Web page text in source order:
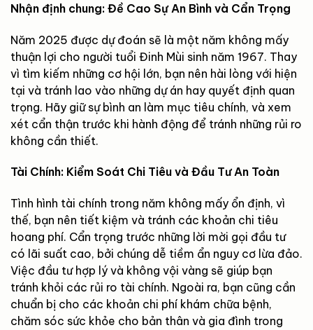
Nhận định chung: Đề Cao Sự An Bình và Cẩn Trọng
Năm 2025 được dự đoán sẽ là một năm không mấy
thuận lợi cho người tuổi Đinh Mùi sinh năm 1967. Thay
vì tìm kiếm những cơ hội lớn, bạn nên hài lòng với hiện
tại và tránh lao vào những dự án hay quyết định quan
trọng. Hãy giữ sự bình an làm mục tiêu chính, và xem
xét cẩn thận trước khi hành động để tránh những rủi ro
không cần thiết.
Tài Chính: Kiểm Soát Chi Tiêu và Đầu Tư An Toàn
Tình hình tài chính trong năm không mấy ổn định, vì
thế, bạn nên tiết kiệm và tránh các khoản chi tiêu
hoang phí. Cẩn trọng trước những lời mời gọi đầu tư
có lãi suất cao, bởi chúng dễ tiềm ẩn nguy cơ lừa đảo.
Việc đầu tư hợp lý và không vội vàng sẽ giúp bạn
tránh khỏi các rủi ro tài chính. Ngoài ra, bạn cũng cần
chuẩn bị cho các khoản chi phí khám chữa bệnh,
chăm sóc sức khỏe cho bản thân và gia đình trong